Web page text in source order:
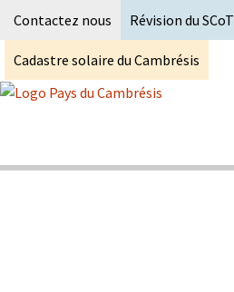
Contactez nous Révision du SCoT
Cadastre solaire du Cambrésis